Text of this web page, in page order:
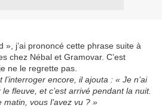
», j’ai prononcé cette phrase suite à
chez Nébal et Gramovar. C’est
ne le regrette pas.
encore, il ajouta : « Je n’ai
fleuve, et c’est arrivé pendant la nuit.
vous l’avez vu ? »